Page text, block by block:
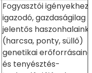
Fogyasztói igényekhez
igazodó, gazdaságilag
jelentős haszonhalaink
(harcsa, ponty, süllő)
genetikai
és tenyésztés-